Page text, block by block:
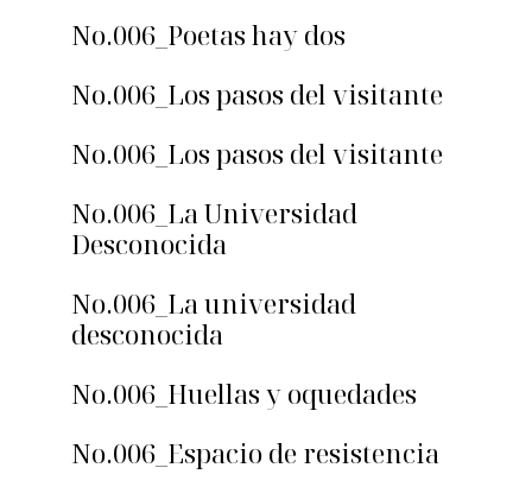
No.006_Poetas hay dos
No.006_Los pasos del visitante
No.006_Los pasos del visitante
No.006_La Universidad
Desconocida
No.006_La universidad
desconocida
No.006_Huellas y oquedades
No.006_Espacio de resistencia